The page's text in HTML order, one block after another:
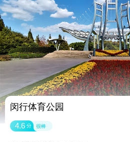
闵行体育公园
4.6 分 很棒
